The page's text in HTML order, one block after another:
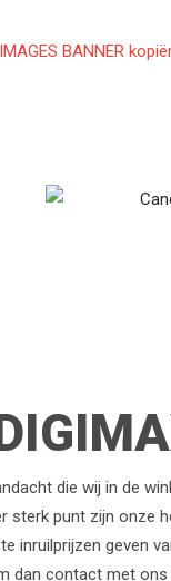
die wij in de
sterk punt zijn onze
inruilprijzen geven
dan contact met